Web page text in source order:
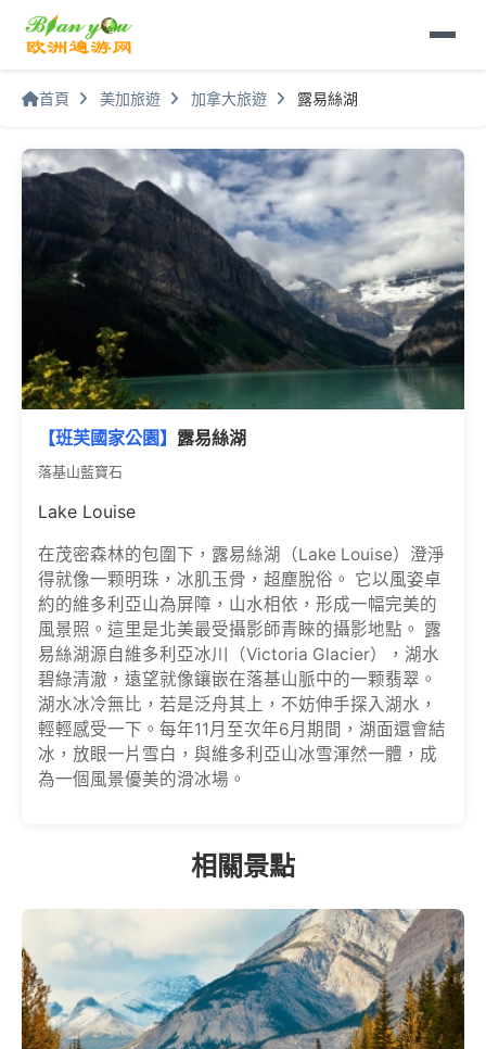
首頁 美加旅遊 加拿大旅遊 露易絲湖
【班芙國家公園】 露易絲湖
落基山藍寶石
Lake Louise
在茂密森林的包圍下，露易絲湖（Lake Louise）澄淨
得就像一颗明珠，冰肌玉骨，超塵脫俗。 它以風姿卓
約的維多利亞山為屏障，山水相依，形成一幅完美的
風景照。這里是北美最受攝影師青睞的攝影地點。 露
易絲湖源自維多利亞冰川（Victoria Glacier），湖水
碧綠清澈，遠望就像鑲嵌在落基山脈中的一颗翡翠。
湖水冰冷無比，若是泛舟其上，不妨伸手探入湖水，
輕輕感受一下。每年11月至次年6月期間，湖面還會結
冰，放眼一片雪白，與維多利亞山冰雪渾然一體，成
為一個風景優美的滑冰場。
相關景點